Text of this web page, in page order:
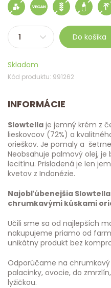
Do košíka
Skladom
Kód produktu: 991262
INFORMÁCIE
Slowtella je jemný krém z
lieskovcov (72%) a
orieškov. Je pomaly a
Neobsahuje palmový olej, je
lecitínu. Prisladená je len
kvetov z Indonézie.
Najobľúbenejšia
chrumkavými kúskami
Učili sme sa od najlepších
nakupujeme priamo od
unikátny produkt bez
Odporúčame na
palacinky, ovocie, do
lyžičkou.